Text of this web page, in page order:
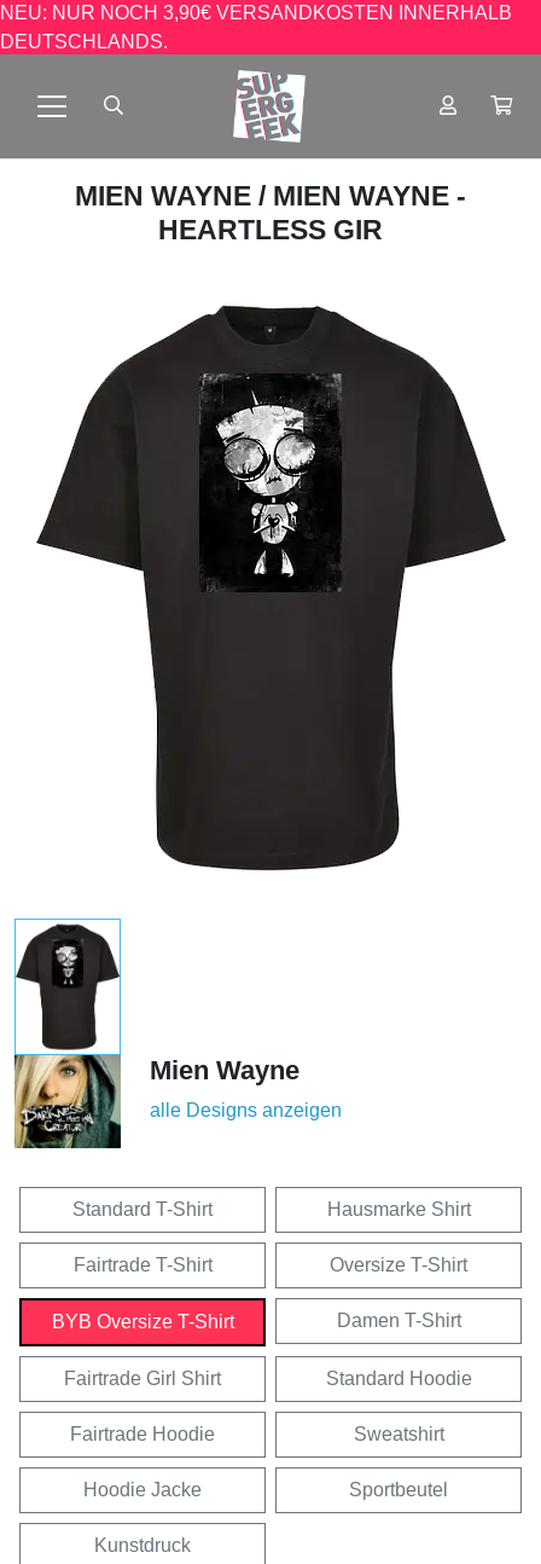
NEU: NUR NOCH 3,90€ VERSANDKOSTEN INNERHALB
DEUTSCHLANDS.
MIEN WAYNE / MIEN WAYNE -
HEARTLESS GIR
Mien Wayne
alle Designs anzeigen
Standard T-Shirt Hausmarke Shirt
Fairtrade T-Shirt Oversize T-Shirt
BYB Oversize T-Shirt Damen T-Shirt
Fairtrade Girl Shirt Standard Hoodie
Fairtrade Hoodie Sweatshirt
Hoodie Jacke Sportbeutel
Kunstdruck